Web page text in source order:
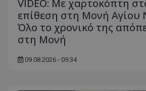
VIDEO: Με χαρτοκόπτη
επίθεση στη Μονή Αγίου
Όλο το χρονικό της
στη Μονή
09.08.2026 - 09:34